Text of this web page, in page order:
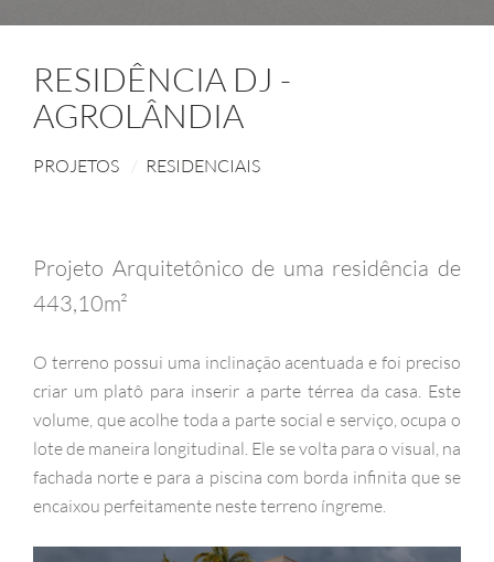
RESIDÊNCIA DJ -
AGROLÂNDIA
PROJETOS RESIDENCIAIS
Projeto Arquitetônico de uma residência de
443,10m²
O terreno possui uma inclinação acentuada e foi preciso
criar um platô para inserir a parte térrea da casa. Este
volume, que acolhe toda a parte social e serviço, ocupa o
lote de maneira longitudinal. Ele se volta para o visual, na
fachada norte e para a piscina com borda infinita que se
encaixou perfeitamente neste terreno íngreme.